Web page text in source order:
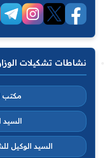
نشاطات تشكيلات
مكتب
السيد
السيد الوكيل